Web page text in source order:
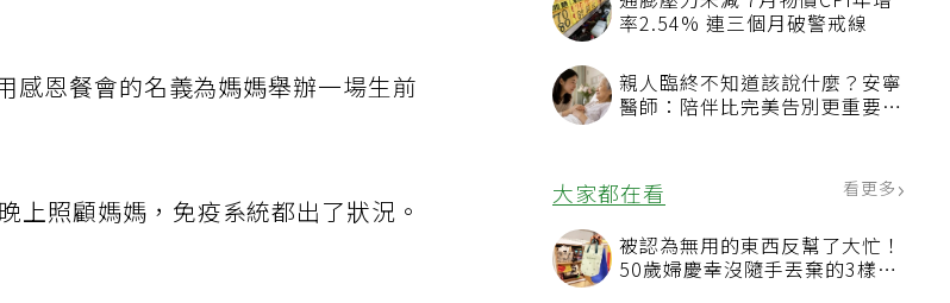
通膨壓力未減 7月物價CPI年增
率2.54% 連三個月破警戒線
親人臨終不知道該說什麼？安寧
醫師：陪伴比完美告別更重要，
大家都在看
被認為無用的東西反幫了大忙！
50歲婦慶幸沒隨手丟棄的3樣物
感恩餐會的名義為媽媽舉辦一場生前
上照顧媽媽，免疫系統都出了狀況。